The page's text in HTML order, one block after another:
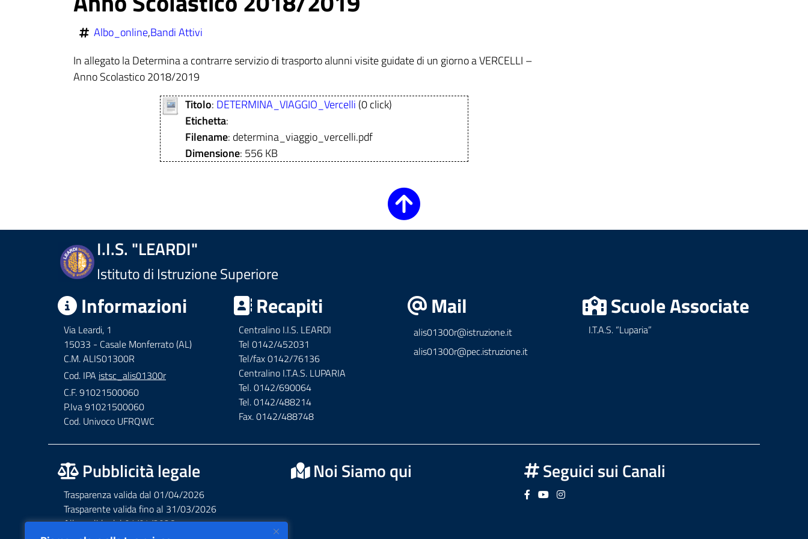
Albo_online,Bandi Attivi
In allegato la Determina a contrarre servizio di trasporto alunni visite guidate di un giorno a VERCELLI –
Anno Scolastico 2018/2019
Titolo: DETERMINA_VIAGGIO_Vercelli (0 click)
Etichetta:
Filename: determina_viaggio_vercelli.pdf
Dimensione: 556 KB
I.I.S. "LEARDI"
Istituto di Istruzione Superiore
Informazioni
Via Leardi, 1
15033 - Casale Monferrato (AL)
C.M. ALIS01300R
Cod. IPA istsc_alis01300r
C.F. 91021500060
P.Iva 91021500060
Cod. Univoco UFRQWC
Recapiti
Centralino I.I.S. LEARDI
Tel 0142/452031
Tel/fax 0142/76136
Centralino I.T.A.S. LUPARIA
Tel. 0142/690064
Tel. 0142/488214
Fax. 0142/488748
Mail
alis01300r@istruzione.it
alis01300r@pec.istruzione.it
Scuole Associate
I.T.A.S. “Luparia”
Pubblicità legale
Trasparenza valida dal 01/04/2026
Trasparente valida fino al 31/03/2026
Albo valido dal 01/04/2026
Noi Siamo qui Seguici sui Canali
Seguici su Facebook
Seguici su YouTube
Seguici su Instagram